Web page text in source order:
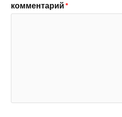
комментарий*